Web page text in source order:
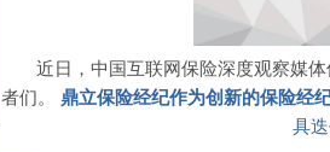
近日，中国互联网保险深度观察媒体
者们。 鼎立保险经纪作为创新的保险经
具